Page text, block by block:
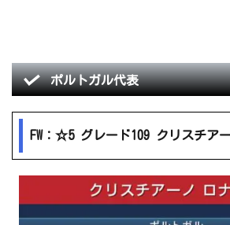
ポルトガル代表
FW：☆5 グレード109 クリスチア